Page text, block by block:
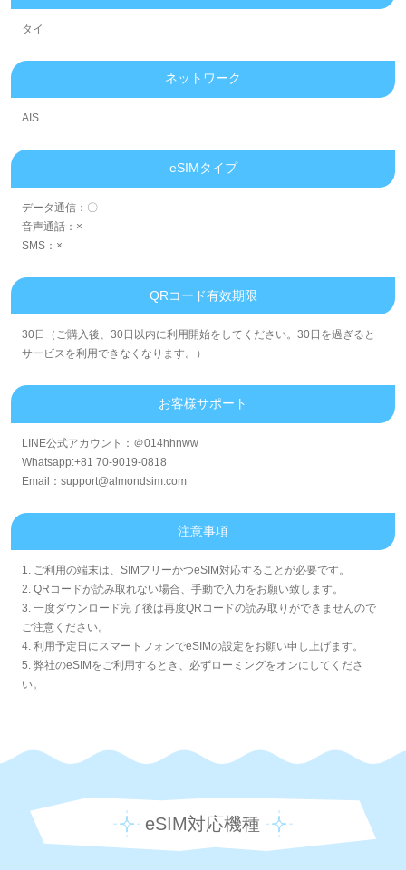
タイ
ネットワーク
AIS
eSIMタイプ
データ通信：〇
音声通話：×
SMS：×
QRコード有效期限
30日（ご購入後、30日以内に利用開始をしてください。30日を過ぎると
サービスを利用できなくなります。）
お客様サポート
LINE公式アカウント：＠014hhnww
Whatsapp:+81 70-9019-0818
Email：support@almondsim.com
注意事項
1. ご利用の端末は、SIMフリーかつeSIM対応することが必要です。
2. QRコードが読み取れない場合、手動で入力をお願い致します。
3. 一度ダウンロード完了後は再度QRコードの読み取りができませんので
ご注意ください。
4. 利用予定日にスマートフォンでeSIMの設定をお願い申し上げます。
5. 弊社のeSIMをご利用するとき、必ずローミングをオンにしてくださ
い。
eSIM対応機種